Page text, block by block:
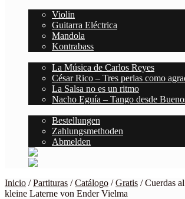
Violin
Guitarra Eléctrica
Mandola
Kontrabass
La Música de Carlos Reyes
César Rico – Tres perlas como
La Salsa no es un ritmo
Nacho Eguía – Tango desde
Bestellungen
Zahlungsmethoden
Abmelden
Inicio /Partituras /Catálogo /Gratis /Cuerdas
kleine Laterne von Ender Vielma